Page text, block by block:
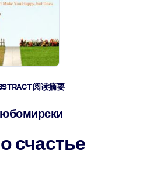
决实际问题并更快采取行动。
需的技能。
阅读摘要
счастье